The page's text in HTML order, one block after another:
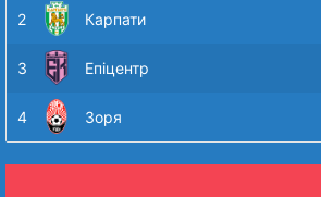
2 Карпати
3 Епіцентр
4 Зоря